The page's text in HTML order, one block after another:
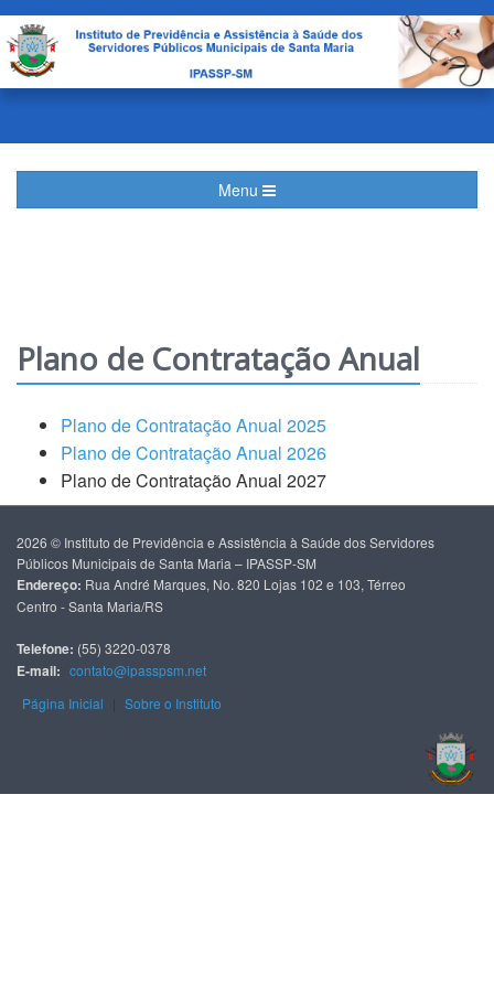
Menu
Plano de Contratação Anual
Plano de Contratação Anual 2025
Plano de Contratação Anual 2026
Plano de Contratação Anual 2027
2026 © Instituto de Previdência e Assistência à Saúde dos Servidores
Públicos Municipais de Santa Maria – IPASSP-SM
Endereço: Rua André Marques, No. 820 Lojas 102 e 103, Térreo
Centro - Santa Maria/RS
Telefone: (55) 3220-0378
E-mail: contato@ipasspsm.net
Página Inicial | Sobre o Instituto